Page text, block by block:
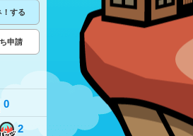
！する
申請
0
2